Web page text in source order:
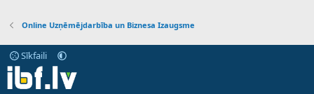
Online Uzņēmējdarbība un Biznesa Izaugsme
Sīkfaili